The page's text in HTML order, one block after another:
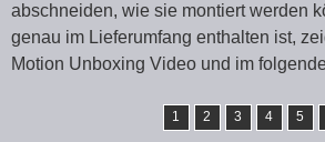
abschneiden, wie sie montiert werden
genau im Lieferumfang enthalten ist,
Motion Unboxing Video und im
1 2 3 4 5